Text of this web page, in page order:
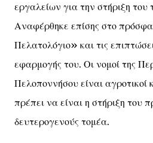
εργαλείων για την στήριξη του
Αναφέρθηκε επίσης στο
Πελατολόγιο» και τις
εφαρμογής του. Οι νομοί της
Πελοποννήσου είναι αγροτικοί
πρέπει να είναι η στήριξη του
δευτερογενούς τομέα.